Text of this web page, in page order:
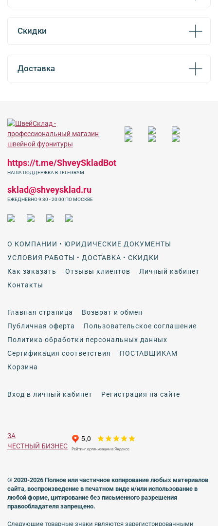
Скидки
Доставка
О КОМПАНИИ • ЮРИДИЧЕСКИЕ ДОКУМЕНТЫ
УСЛОВИЯ РАБОТЫ • ДОСТАВКА • СКИДКИ
Как заказать
Отзывы клиентов
Личный кабинет
Контакты
Главная страница
Возврат и обмен
Публичная оферта
Пользовательское соглашение
Политика обработки персональных данных
Сертификация соответствия
ПОСТАВЩИКАМ
Корзина
Вход в личный кабинет Регистрация на сайте
https://t.me/ShveySkladBot
НАША ПОДДЕРЖКА В TELEGRAM
sklad@shveysklad.ru
ЕЖЕДНЕВНО 9:30 - 20:00 ПО МОСКВЕ
ЗА
ЧЕСТНЫЙ БИЗНЕС
© 2020-2026 Полное или частичное копирование любых материалов
сайта, воспроизведение в печатном виде и/или использование в
любой форме, цитирование без письменного разрешения
правообладателя запрещено.
Следующие товарные знаки являются зарегистрированными